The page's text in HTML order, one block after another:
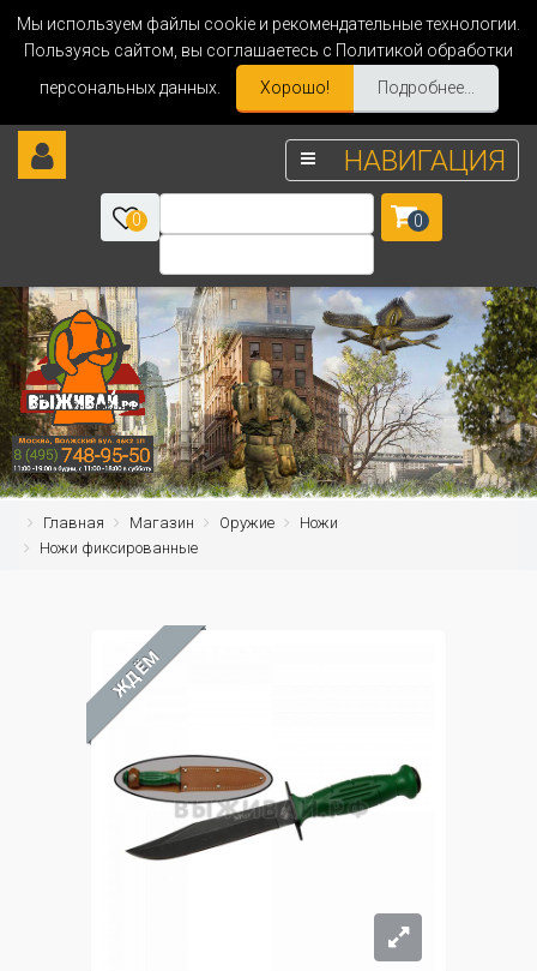
Мы используем файлы cookie и рекомендательные технологии.
Пользуясь сайтом, вы соглашаетесь с Политикой обработки
персональных данных.
Хорошо! Подробнее...
НАВИГАЦИЯ
0 0
Главная Магазин Оружие
Ножи
Ножи фиксированные
ЖДЁМ